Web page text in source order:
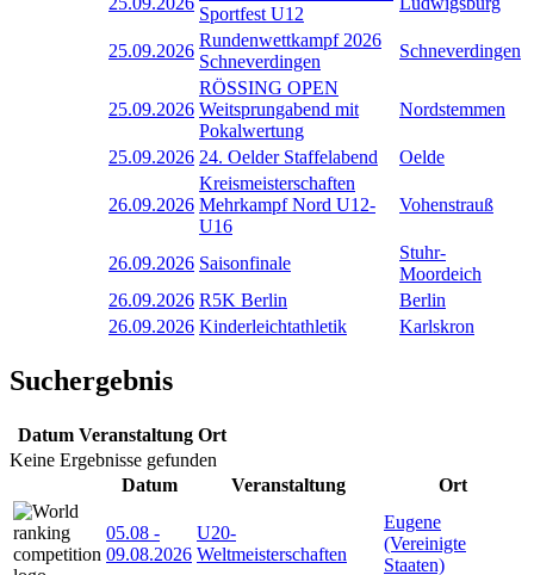
Sportfest U12
25.09.2026
Rundenwettkampf 2026
Schneverdingen
Schneverdingen
25.09.2026
RÖSSING OPEN
Weitsprungabend mit
Pokalwertung
Nordstemmen
25.09.2026 24. Oelder Staffelabend Oelde
26.09.2026
Kreismeisterschaften
Mehrkampf Nord U12-
U16
Vohenstrauß
26.09.2026 Saisonfinale
Stuhr-
Moordeich
26.09.2026 R5K Berlin
Berlin
26.09.2026 Kinderleichtathletik Karlskron
Suchergebnis
Datum Veranstaltung Ort
Keine Ergebnisse gefunden
Datum
Veranstaltung Ort
05.08 -
09.08.2026
U20-
Weltmeisterschaften
Eugene
(Vereinigte
Staaten)